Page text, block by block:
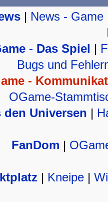
| News - Game
- Das Spiel |
Bugs und
-
OGame-
den Universen |
FanDom |
| Kneipe |